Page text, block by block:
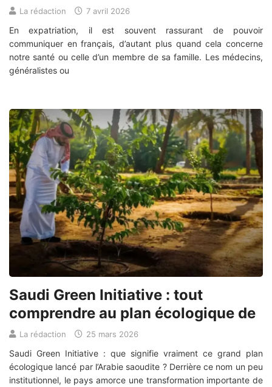
La rédaction 7 avril 2026
En expatriation, il est souvent rassurant de pouvoir
communiquer en français, d’autant plus quand cela concerne
notre santé ou celle d’un membre de sa famille. Les médecins,
généralistes ou
Saudi Green Initiative : tout
comprendre au plan écologique de
La rédaction 25 mars 2026
Saudi Green Initiative : que signifie vraiment ce grand plan
écologique lancé par l’Arabie saoudite ? Derrière ce nom un peu
institutionnel, le pays amorce une transformation importante de